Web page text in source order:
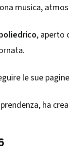
musica,
, aperto
le sue
ha